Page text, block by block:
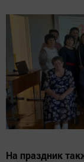
На праздник